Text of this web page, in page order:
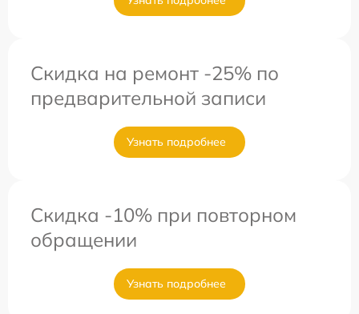
Скидка на ремонт -25% по
предварительной записи
Узнать подробнее
Скидка -10% при повторном
обращении
Узнать подробнее